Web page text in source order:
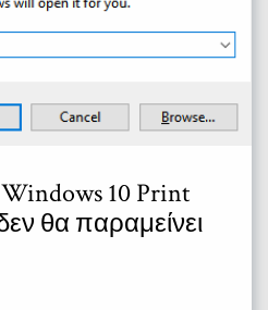
10 Print
θα παραμείνει